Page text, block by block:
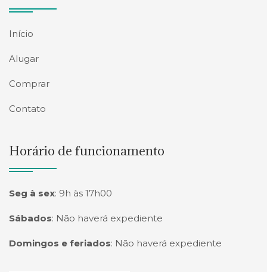
Início
Alugar
Comprar
Contato
Horário de funcionamento
Seg à sex: 9h às 17h00
Sábados: Não haverá expediente
Domingos e feriados: Não haverá expediente